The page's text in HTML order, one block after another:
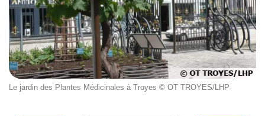
Le jardin des Plantes Médicinales à Troyes © OT TROYES/LHP